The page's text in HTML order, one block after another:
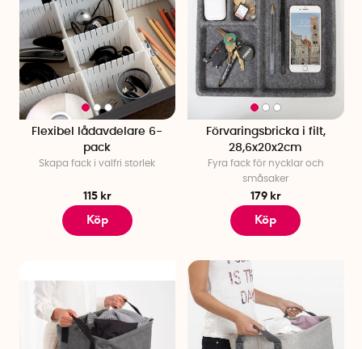
Flexibel lådavdelare 6-
pack
Skapa fack i valfri storlek
115 kr
Köp
Förvaringsbricka i filt,
28,6x20x2cm
Fyra fack för nycklar och
småsaker
179 kr
Köp